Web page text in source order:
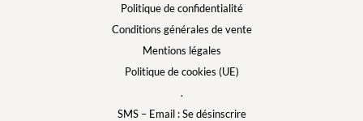
Politique de confidentialité
Conditions générales de vente
Mentions légales
Politique de cookies (UE)
.
SMS – Email : Se désinscrire